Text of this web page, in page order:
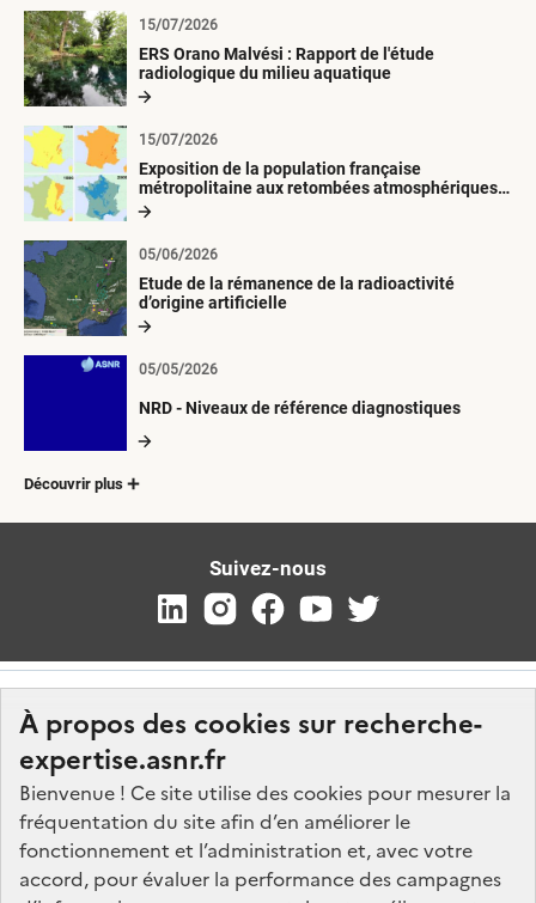
À propos des cookies sur recherche-
expertise.asnr.fr
Bienvenue ! Ce site utilise des cookies pour mesurer la
fréquentation du site afin d’en améliorer le
fonctionnement et l’administration et, avec votre
accord, pour évaluer la performance des campagnes
ERS Orano Malvési : Rapport de l'étude
radiologique du milieu aquatique
15/07/2026
Exposition de la population française
métropolitaine aux retombées atmosphériques
radioactives depuis 1945
15/07/2026
Etude de la rémanence de la radioactivité
d’origine artificielle
05/06/2026
NRD - Niveaux de référence diagnostiques
05/05/2026
Découvrir plus
Suivez-nous
Nos marchés
Nos offres d'emploi